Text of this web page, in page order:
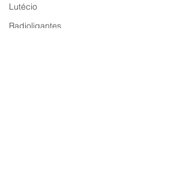
Lutécio
Radioligantes